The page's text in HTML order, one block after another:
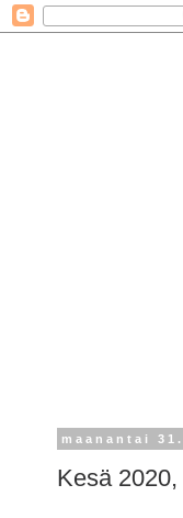
maanantai
Kesä